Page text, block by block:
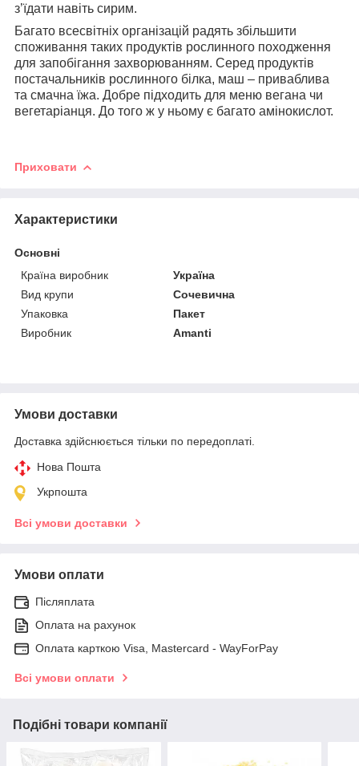
з’їдати навіть сирим.
Багато всесвітніх організацій радять збільшити
споживання таких продуктів рослинного походження
для запобігання захворюванням. Серед продуктів
постачальників рослинного білка, маш – приваблива
та смачна їжа. Добре підходить для меню вегана чи
вегетаріанця. До того ж у ньому є багато амінокислот.
Приховати
Характеристики
Основні
Країна виробник
Україна
Вид крупи
Сочевична
Упаковка
Пакет
Виробник
Amanti
Умови доставки
Доставка здійснюється тільки по передоплаті.
Нова Пошта
Укрпошта
Всі умови доставки
Умови оплати
Післяплата
Оплата на рахунок
Оплата карткою Visa, Mastercard - WayForPay
Всі умови оплати
Подібні товари компанії